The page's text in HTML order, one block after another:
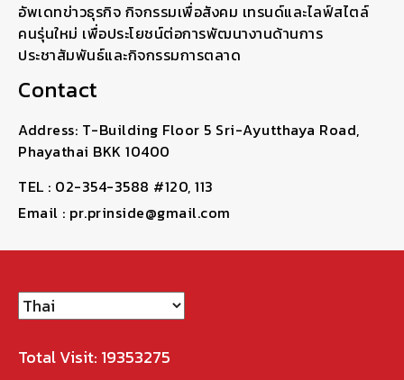
อัพเดทข่าวธุรกิจ กิจกรรมเพื่อสังคม เทรนด์และไลฟ์สไตล์
คนรุ่นใหม่ เพื่อประโยชน์ต่อการพัฒนางานด้านการ
ประชาสัมพันธ์และกิจกรรมการตลาด
Contact
Address: T-Building Floor 5 Sri-Ayutthaya Road,
Phayathai BKK 10400
TEL : 02-354-3588 #120, 113
Email : pr.prinside@gmail.com
Total Visit: 19353275